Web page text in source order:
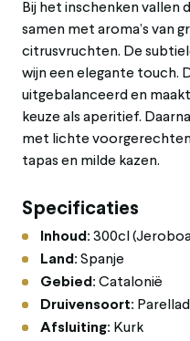
Bij het inschenken vallen
samen met aroma’s van
citrusvruchten. De
wijn een elegante touch.
uitgebalanceerd en
keuze als aperitief.
met lichte
tapas en milde kazen.
Specificaties
Inhoud: 300cl
Land: Spanje
Gebied: Catalonië
Druivensoort:
Afsluiting: Kurk